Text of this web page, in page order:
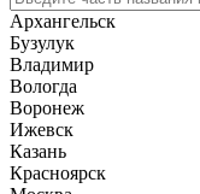
Архангельск
Бузулук
Владимир
Вологда
Воронеж
Ижевск
Казань
Красноярск